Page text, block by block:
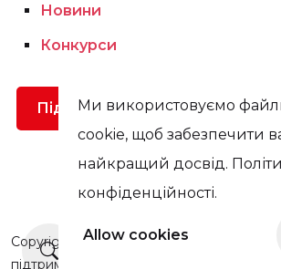
Ми використовуємо
cookie, щоб забезпечити
найкращий досвід.
конфіденційності.
Allow cookiesЩе новини
Новини
Конкурси
Підтримати
Copyright © Цей сайт був оновлений у
підтримці Prague Civil Society Centre